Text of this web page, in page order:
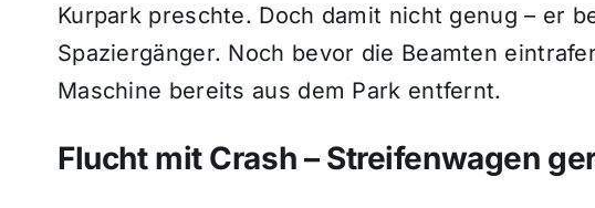
Kurpark preschte. Doch damit nicht genug – er
Spaziergänger. Noch bevor die Beamten
Maschine bereits aus dem Park entfernt.
Flucht mit Crash – Streifenwagen